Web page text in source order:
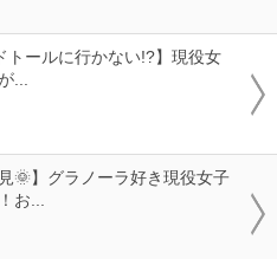
トールに行かない!?】現役女
...
🌞】グラノーラ好き現役女子
お...